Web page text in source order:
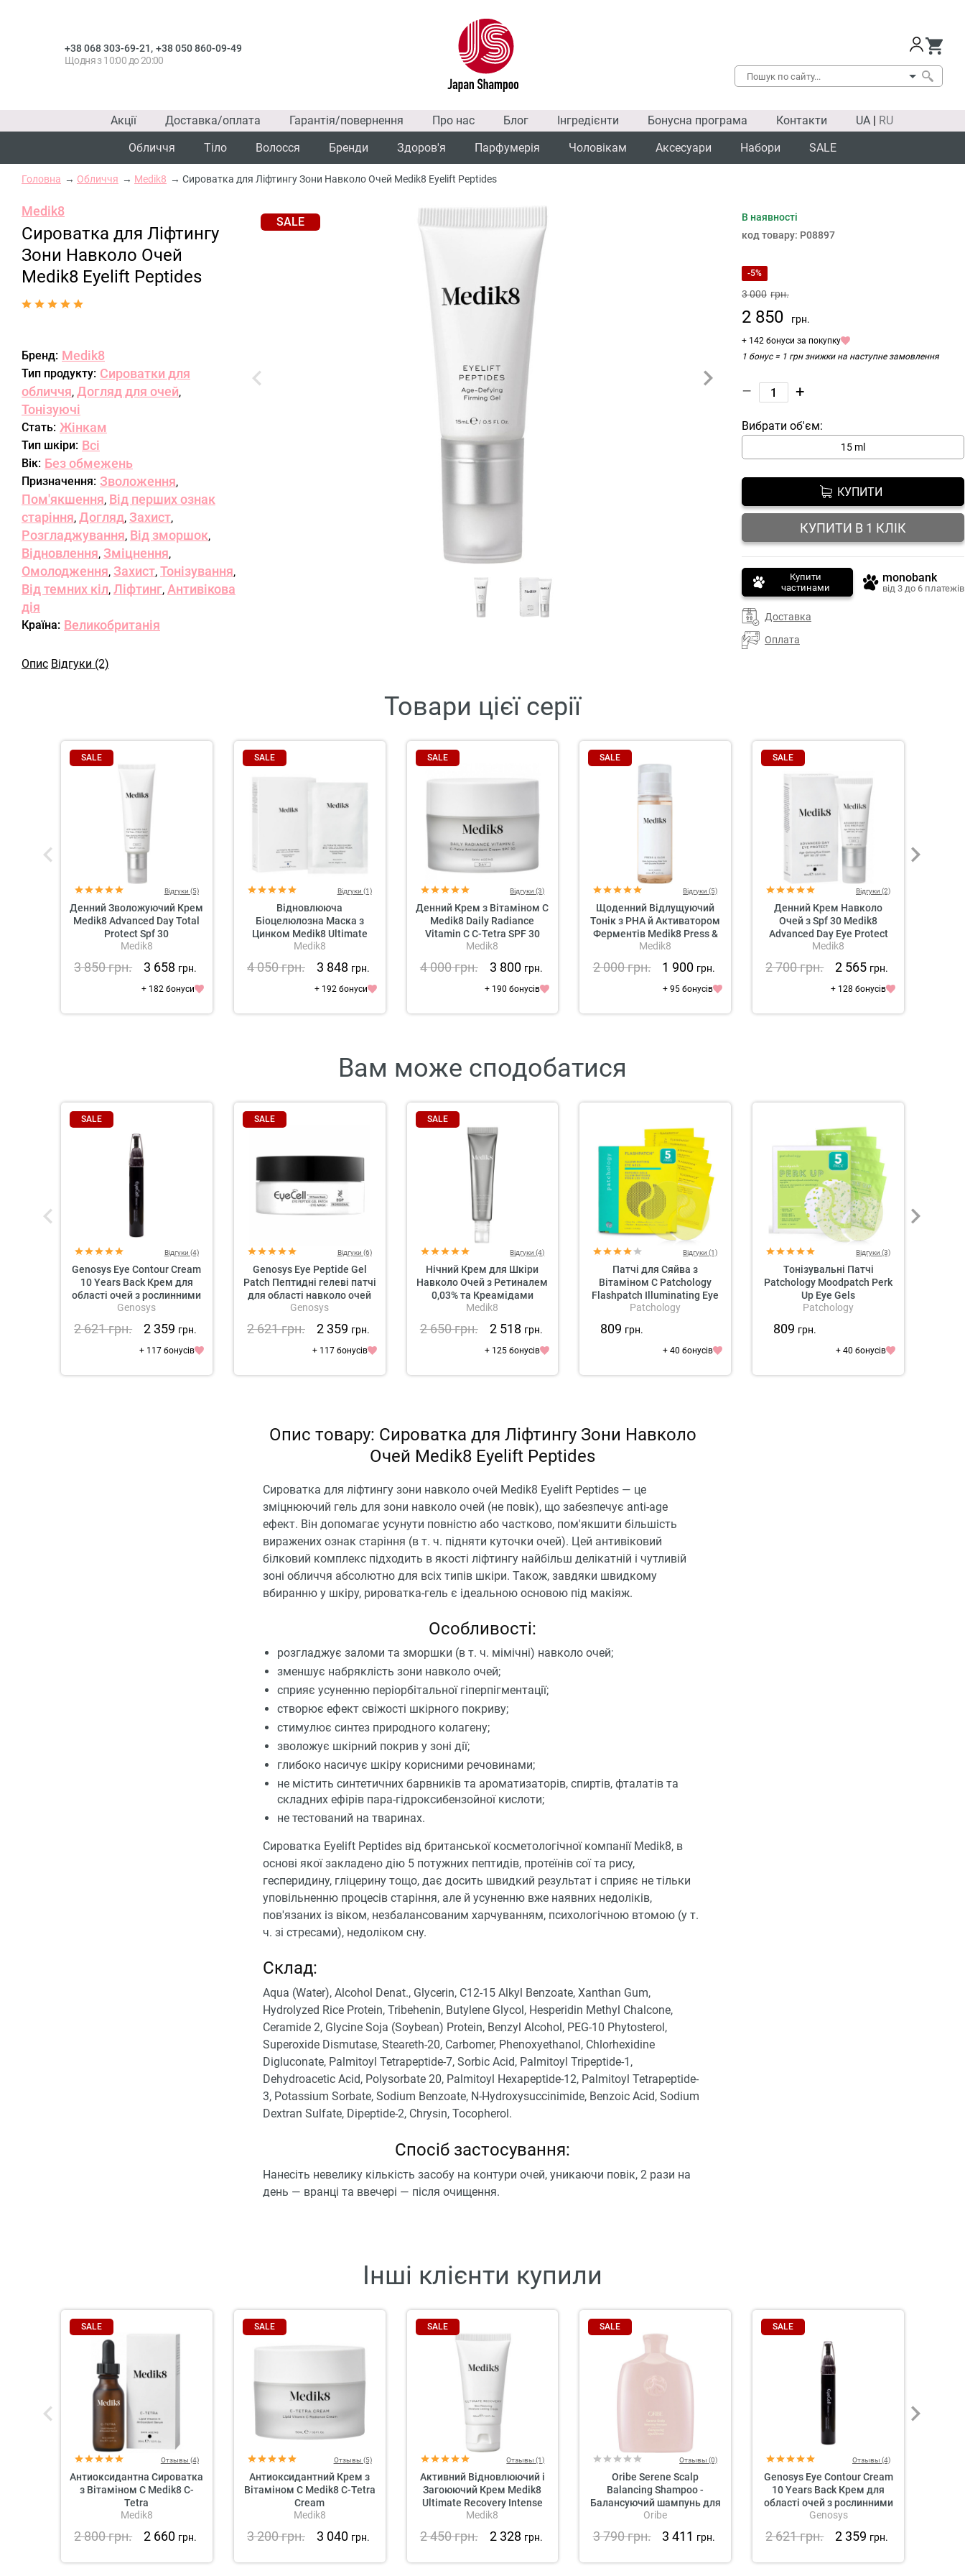
+38 068 303-69-21, +38 050 860-09-49
Щодня з 10:00 до 20:00
Акції Доставка/оплата Гарантія/повернення Про нас Блог Інгредієнти Бонусна програма Контакти UA | RU
Обличчя
Тіло Волосся Бренди Здоров'я Парфумерія Чоловікам Аксесуари Набори SALE
Головна Обличчя Medik8 Сироватка для Ліфтингу Зони Навколо Очей Medik8 Eyelift Peptides
Medik8
Сироватка для Ліфтингу
Зони Навколо Очей
Medik8 Eyelift Peptides
Бренд: Medik8
Тип продукту: Сироватки для
обличчя, Догляд для очей,
Тонізуючі
Стать: Жінкам
Тип шкіри: Всі
Вік: Без обмежень
Призначення: Зволоження,
Пом'якшення, Від перших ознак
старіння, Догляд, Захист,
Розгладжування, Від зморшок,
Відновлення, Зміцнення,
Омолодження, Захист, Тонізування,
Від темних кіл, Ліфтинг, Антивікова
дія
Країна: Великобританія
Опис Відгуки (2)
SALE SALE
В наявності
код товару: P08897
-5%
3 000 грн.
2 850 грн.
+ 142 бонуси за покупку
1 бонус = 1 грн знижки на наступне замовлення
– +
Вибрати об'єм:
15 ml
КУПИТИ
КУПИТИ В 1 КЛІК
Купити
частинами
monobank
від 3 до 6 платежів
Доставка
Оплата
Товари цієї серії
SALE
Відгуки (5)
Денний Зволожуючий Крем
Medik8 Advanced Day Total
Protect Spf 30
Medik8
3 850грн. 3 658 грн.
+ 182 бонуси
SALE
Відгуки (1)
Відновлююча
Біоцелюлозна Маска з
Цинком Medik8 Ultimate
Recovery Bio Cellulose Mask
Medik8
4 050грн. 3 848 грн.
+ 192 бонуси
SALE
Відгуки (3)
Денний Крем з Вітаміном С
Medik8 Daily Radiance
Vitamin C C-Tetra SPF 30
Medik8
4 000грн. 3 800 грн.
+ 190 бонусів
SALE
Відгуки (5)
Щоденний Відлущуючий
Тонік з PHA й Активатором
Ферментів Medik8 Press &
Glow
Medik8
2 000грн. 1 900 грн.
+ 95 бонусів
SALE
Відгуки (2)
Денний Крем Навколо
Очей з Spf 30 Medik8
Advanced Day Eye Protect
Medik8
2 700грн. 2 565 грн.
+ 128 бонусів
Вам може сподобатися
SALE
Відгуки (4)
Genosys Eye Contour Cream
10 Years Back Крем для
області очей з рослинними
стовбуровими клітинами
Genosys
2 621грн. 2 359 грн.
+ 117 бонусів
SALE
Відгуки (6)
Genosys Eye Peptide Gel
Patch Пептидні гелеві патчі
для області навколо очей
Genosys
2 621грн. 2 359 грн.
+ 117 бонусів
SALE
Відгуки (4)
Нічний Крем для Шкіри
Навколо Очей з Ретиналем
0,03% та Креамідами
Medik8 Crystal Retinal
Medik8
2 650грн. 2 518 грн.
+ 125 бонусів
Відгуки (1)
Патчі для Сяйва з
Вітаміном C Patchology
Flashpatch Illuminating Eye
Gels
Patchology
809 грн.
+ 40 бонусів
Відгуки (3)
Тонізувальні Патчі
Patchology Moodpatch Perk
Up Eye Gels
Patchology
809 грн.
+ 40 бонусів
Опис товару: Сироватка для Ліфтингу Зони Навколо
Очей Medik8 Eyelift Peptides
Сироватка для ліфтингу зони навколо очей Medik8 Eyelift Peptides — це
зміцнюючий гель для зони навколо очей (не повік), що забезпечує anti-age
ефект. Він допомагає усунути повністю або частково, пом'якшити більшість
виражених ознак старіння (в т. ч. підняти куточки очей). Цей антивіковий
білковий комплекс підходить в якості ліфтингу найбільш делікатній і чутливій
зоні обличчя абсолютно для всіх типів шкіри. Також, завдяки швидкому
вбиранню у шкіру, рироватка-гель є ідеальною основою під макіяж.
Особливості:
розгладжує заломи та зморшки (в т. ч. мімічні) навколо очей;
зменшує набряклість зони навколо очей;
сприяє усуненню періорбітальної гіперпігментації;
створює ефект свіжості шкірного покриву;
стимулює синтез природного колагену;
зволожує шкірний покрив у зоні дії;
глибоко насичує шкіру корисними речовинами;
не містить синтетичних барвників та ароматизаторів, спиртів, фталатів та
складних ефірів пара-гідроксибензойної кислоти;
не тестований на тваринах.
Сироватка Eyelift Peptides від британської косметологічної компанії Medik8, в
основі якої закладено дію 5 потужних пептидів, протеїнів сої та рису,
гесперидину, гліцерину тощо, дає досить швидкий результат і сприяє не тільки
уповільненню процесів старіння, але й усуненню вже наявних недоліків,
пов'язаних із віком, незбалансованим харчуванням, психологічною втомою (у т.
ч. зі стресами), недоліком сну.
Склад:
Aqua (Water), Alcohol Denat., Glycerin, C12-15 Alkyl Benzoate, Xanthan Gum,
Hydrolyzed Rice Protein, Tribehenin, Butylene Glycol, Hesperidin Methyl Chalcone,
Ceramide 2, Glycine Soja (Soybean) Protein, Benzyl Alcohol, PEG-10 Phytosterol,
Superoxide Dismutase, Steareth-20, Carbomer, Phenoxyethanol, Chlorhexidine
Digluconate, Palmitoyl Tetrapeptide-7, Sorbic Acid, Palmitoyl Tripeptide-1,
Dehydroacetic Acid, Polysorbate 20, Palmitoyl Hexapeptide-12, Palmitoyl Tetrapeptide-
3, Potassium Sorbate, Sodium Benzoate, N-Hydroxysuccinimide, Benzoic Acid, Sodium
Dextran Sulfate, Dipeptide-2, Chrysin, Tocopherol.
Спосіб застосування:
Нанесіть невелику кількість засобу на контури очей, уникаючи повік, 2 рази на
день — вранці та ввечері — після очищення.
Інші клієнти купили
SALE
Отзывы (4)
Антиоксидантна Сироватка
з Вітаміном С Medik8 C-
Tetra
Medik8
2 800грн. 2 660 грн.
SALE
Отзывы (5)
Антиоксидантний Крем з
Вітаміном C Medik8 C-Tetra
Cream
Medik8
3 200грн. 3 040 грн.
SALE
Отзывы (1)
Активний Відновлюючий і
Загоюючий Крем Medik8
Ultimate Recovery Intense
Medik8
2 450грн. 2 328 грн.
SALE
Отзывы (0)
Oribe Serene Scalp
Balancing Shampoo -
Балансуючий шампунь для
шкіри голови «Справжня
Oribe
3 790грн. 3 411 грн.
SALE
Отзывы (4)
Genosys Eye Contour Cream
10 Years Back Крем для
області очей з рослинними
стовбуровими клітинами
Genosys
2 621грн. 2 359 грн.